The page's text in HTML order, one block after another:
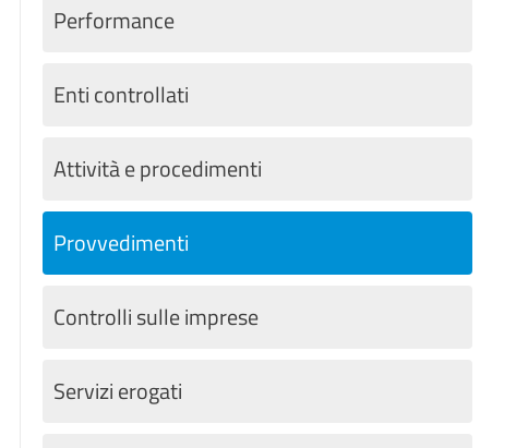
Performance
Enti controllati
Attività e procedimenti
Provvedimenti
Controlli sulle imprese
Servizi erogati